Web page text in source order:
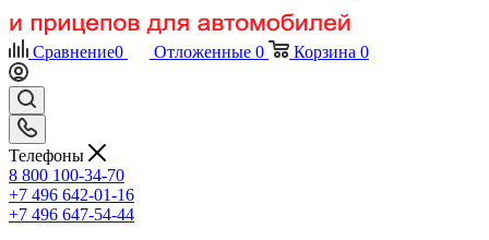
Сравнение0 Отложенные 0 Корзина 0
Телефоны
8 800 100-34-70
+7 496 642-01-16
+7 496 647-54-44